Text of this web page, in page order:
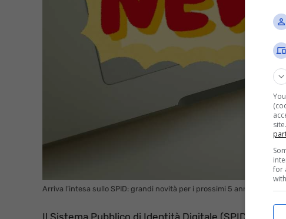
Arriva l’intesa sullo SPID: grandi novità per i prossimi 5 anni
Il Sistema Pubblico di Identità Digitale (SPID) è
for